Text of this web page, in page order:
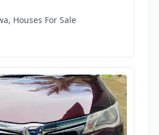
Houses For Sale